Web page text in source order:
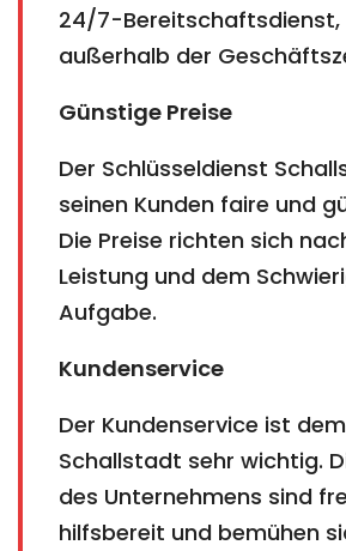
24/7-Bereitschaftsdienst,
außerhalb der
Günstige Preise
Der Schlüsseldienst
seinen Kunden faire und
Die Preise richten sich
Leistung und dem
Aufgabe.
Kundenservice
Der Kundenservice ist
Schallstadt sehr wichtig.
des Unternehmens sind
hilfsbereit und bemühen